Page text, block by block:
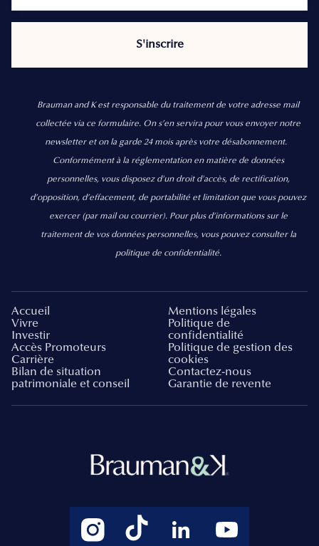
Brauman and K est responsable du traitement de votre adresse mail
collectée via ce formulaire. On s’en servira pour vous envoyer notre
newsletter et on la garde 24 mois après votre désabonnement.
Conformément à la réglementation en matière de données
personnelles, vous disposez d'un droit d'accès, de rectification,
d’opposition, d’effacement, de portabilité et limitation que vous pouvez
exercer (par mail ou courrier). Pour plus d’informations sur le
traitement de vos données personnelles, vous pouvez consulter la
politique de confidentialité.
Accueil
Vivre
Investir
Accès Promoteurs
Carrière
Bilan de situation
patrimoniale et conseil
Mentions légales
Politique de
confidentialité
Politique de gestion des
cookies
Contactez-nous
Garantie de revente